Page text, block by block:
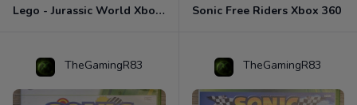
Lego - Jurassic World Xbox 360 Sonic Free Riders Xbox 360
TheGamingR83 TheGamingR83